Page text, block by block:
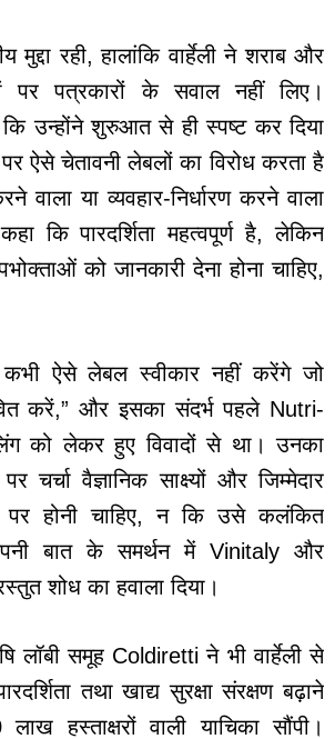
मुद्दा रही, हालांकि वार्हेली ने शराब और
पर पत्रकारों के सवाल नहीं लिए।
कि उन्होंने शुरुआत से ही स्पष्ट कर दिया
ऐसे चेतावनी लेबलों का विरोध करता है
वाला या व्यवहार-निर्धारण करने वाला
कि पारदर्शिता महत्वपूर्ण है, लेकिन
को जानकारी देना होना चाहिए,
कभी ऐसे लेबल स्वीकार नहीं करेंगे जो
करें,” और इसका संदर्भ पहले Nutri-
को लेकर हुए विवादों से था। उनका
चर्चा वैज्ञानिक साक्ष्यों और जिम्मेदार
होनी चाहिए, न कि उसे कलंकित
बात के समर्थन में Vinitaly और
शोध का हवाला दिया।
लॉबी समूह Coldiretti ने भी वार्हेली से
तथा खाद्य सुरक्षा संरक्षण बढ़ाने
हस्ताक्षरों वाली याचिका सौंपी।